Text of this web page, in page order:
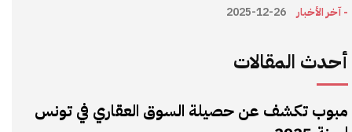
- آخر الأخبار 2025-12-26
أحدث المقالات
مبوب تكشف عن حصيلة السوق العقاري في تونس